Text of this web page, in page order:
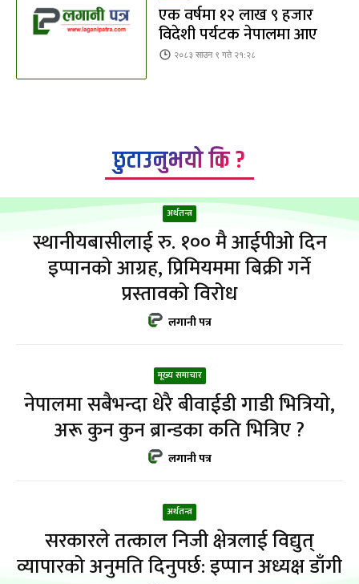
एक वर्षमा १२ लाख ९ हजार
विदेशी पर्यटक नेपालमा आए
२०८३ साउन ९ गते २१:२८
छुटाउनुभयो कि ?
अर्थतन्त्र
स्थानीयबासीलाई रु. १०० मै आईपीओ दिन
इप्पानको आग्रह, प्रिमियममा बिक्री गर्ने
प्रस्तावको विरोध
लगानी पत्र
मूख्य समाचार
नेपालमा सबैभन्दा धेरै बीवाईडी गाडी भित्रियाे,
अरू कुन कुन ब्रान्डका कति भित्रिए ?
लगानी पत्र
अर्थतन्त्र
सरकारले तत्काल निजी क्षेत्रलाई विद्युत्
व्यापारको अनुमति दिनुपर्छ: इप्पान अध्यक्ष डाँगी